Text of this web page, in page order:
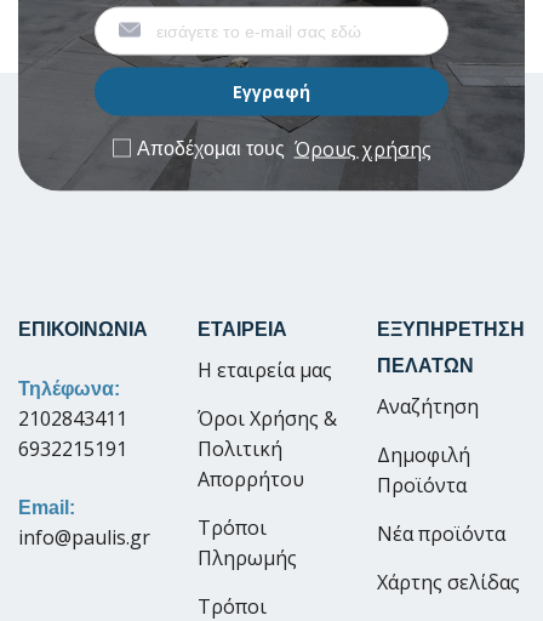
Αποδέχομαι τους Όρους χρήσης
ΕΠΙΚΟΙΝΩΝΙΑ
Τηλέφωνα:
2102843411
6932215191
Email:
info@paulis.gr
ΕΤΑΙΡΕΙΑ
Η εταιρεία μας
Όροι Χρήσης &
Πολιτική
Απορρήτου
Τρόποι
Πληρωμής
Τρόποι
ΕΞΥΠΗΡΕΤΗΣΗ
ΠΕΛΑΤΩΝ
Αναζήτηση
Δημοφιλή
Προϊόντα
Νέα προϊόντα
Χάρτης σελίδας